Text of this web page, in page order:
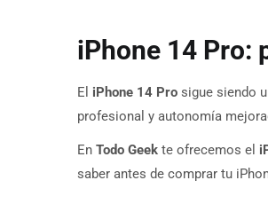
iPhone 14 Pro:
El iPhone 14 Pro sigue siendo
profesional y autonomía
En Todo Geek te ofrecemos el
saber antes de comprar tu